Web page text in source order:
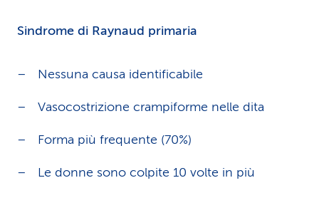
Sindrome di Raynaud primaria
Nessuna causa identificabile
Vasocostrizione crampiforme nelle dita
Forma più frequente (70%)
Le donne sono colpite 10 volte in più